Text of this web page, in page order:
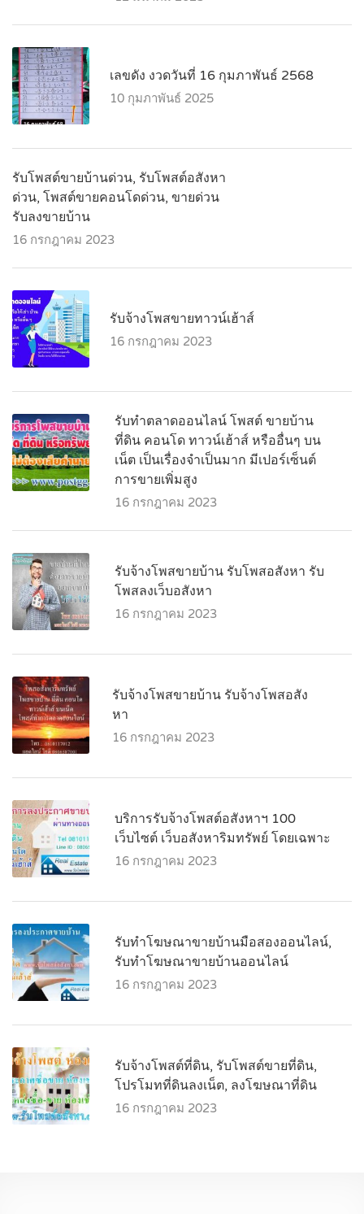
เลขดัง งวดวันที่ 16 กุมภาพันธ์ 2568
10 กุมภาพันธ์ 2025
รับโพสต์ขายบ้านด่วน, รับโพสต์อสังหา
ด่วน, โพสต์ขายคอนโดด่วน, ขายด่วน
รับลงขายบ้าน
16 กรกฎาคม 2023
รับจ้างโพสขายทาวน์เฮ้าส์
16 กรกฎาคม 2023
รับทำตลาดออนไลน์ โพสต์ ขายบ้าน
ที่ดิน คอนโด ทาวน์เฮ้าส์ หรืออื่นๆ บน
เน็ต เป็นเรื่องจำเป็นมาก มีเปอร์เซ็นต์
การขายเพิ่มสูง
16 กรกฎาคม 2023
รับจ้างโพสขายบ้าน รับโพสอสังหา รับ
โพสลงเว็บอสังหา
16 กรกฎาคม 2023
รับจ้างโพสขายบ้าน รับจ้างโพสอสัง
หา
16 กรกฎาคม 2023
บริการรับจ้างโพสต์อสังหาฯ 100
เว็บไซต์ เว็บอสังหาริมทรัพย์ โดยเฉพาะ
16 กรกฎาคม 2023
รับทำโฆษณาขายบ้านมือสองออนไลน์,
รับทำโฆษณาขายบ้านออนไลน์
16 กรกฎาคม 2023
รับจ้างโพสต์ที่ดิน, รับโพสต์ขายที่ดิน,
โปรโมทที่ดินลงเน็ต, ลงโฆษณาที่ดิน
16 กรกฎาคม 2023